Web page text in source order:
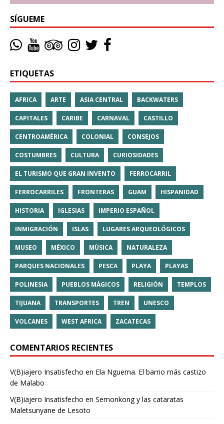
SÍGUEME
ETIQUETAS
AFRICA ARTE ASIA CENTRAL BACKWATERS
CAPITALES CARIBE CARNAVAL CASTILLO
CENTROAMÉRICA COLONIAL CONSEJOS
COSTUMBRES CULTURA CURIOSIDADES
EL TURISMO QUE GRAN INVENTO FERROCARRIL
FERROCARRILES FRONTERAS GUAM HISPANIDAD
HISTORIA IGLESIAS IMPERIO ESPAÑOL
INMIGRACIÓN ISLAS LUGARES ARQUEOLÓGICOS
MUSEO MÉXICO MÚSICA NATURALEZA
PARQUES NACIONALES PESCA PLAYA PLAYAS
POLINESIA PUEBLOS MÁGICOS RELIGIÓN TEMPLOS
TIJUANA TRANSPORTES TREN UNESCO
VOLCANES WEST AFRICA ZACATECAS
COMENTARIOS RECIENTES
V(B)iajero Insatisfecho en Ela Nguema. El barrio más castizo
de Malabo
V(B)iajero Insatisfecho en Semonkong y las cataratas
Maletsunyane de Lesoto